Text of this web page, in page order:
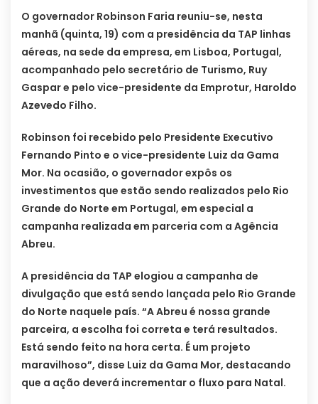
O governador Robinson Faria reuniu-se, nesta
manhã (quinta, 19) com a presidência da TAP linhas
aéreas, na sede da empresa, em Lisboa, Portugal,
acompanhado pelo secretário de Turismo, Ruy
Gaspar e pelo vice-presidente da Emprotur, Haroldo
Azevedo Filho.
Robinson foi recebido pelo Presidente Executivo
Fernando Pinto e o vice-presidente Luiz da Gama
Mor. Na ocasião, o governador expôs os
investimentos que estão sendo realizados pelo Rio
Grande do Norte em Portugal, em especial a
campanha realizada em parceria com a Agência
Abreu.
A presidência da TAP elogiou a campanha de
divulgação que está sendo lançada pelo Rio Grande
do Norte naquele país. “A Abreu é nossa grande
parceira, a escolha foi correta e terá resultados.
Está sendo feito na hora certa. É um projeto
maravilhoso”, disse Luiz da Gama Mor, destacando
que a ação deverá incrementar o fluxo para Natal.